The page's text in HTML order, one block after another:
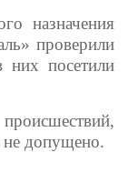
назначения
проверили
них посетили
не допущено.